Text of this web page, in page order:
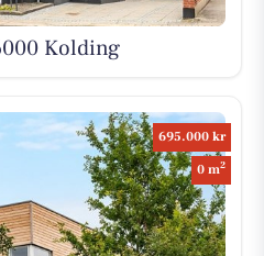
Kolding
695.000 kr
0 m2